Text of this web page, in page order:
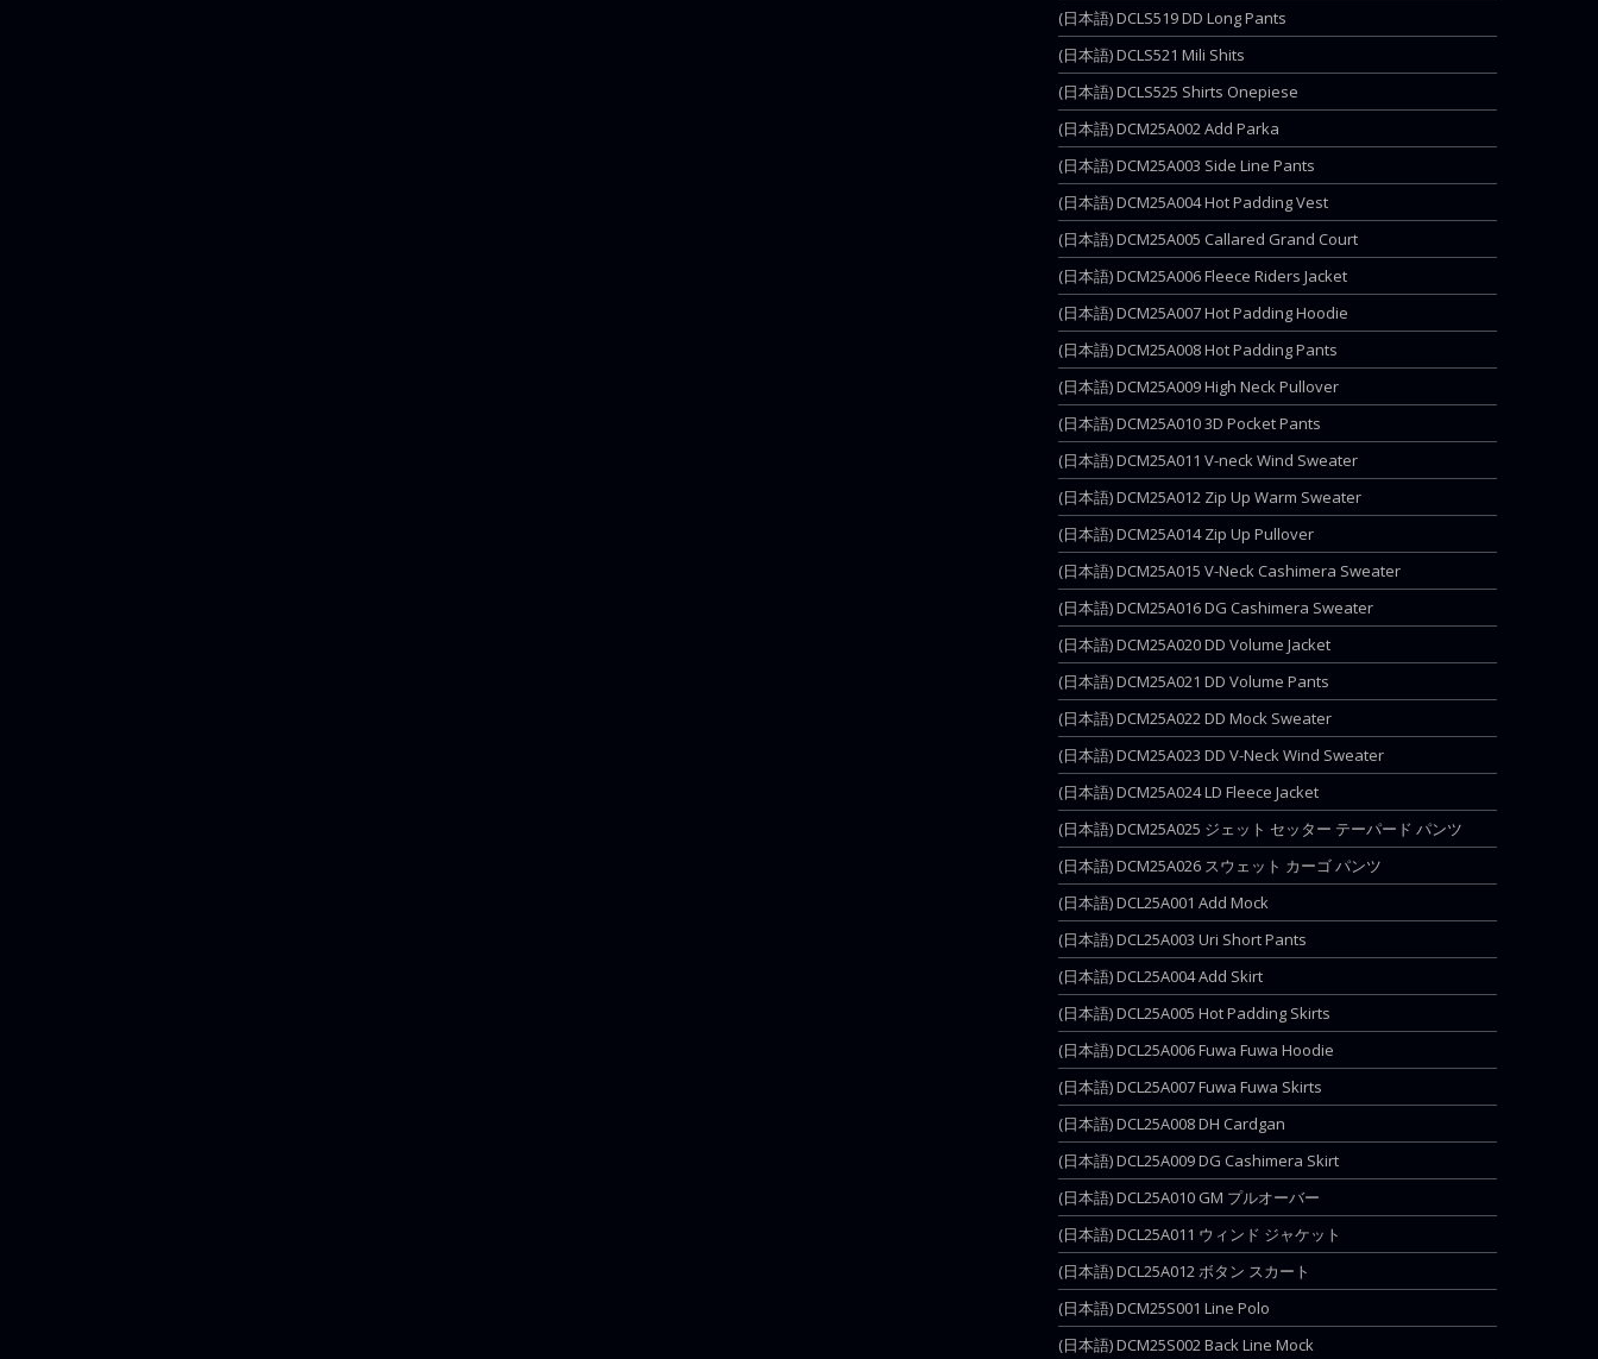
(日本語) DCLS519 DD Long Pants
(日本語) DCLS521 Mili Shits
(日本語) DCLS525 Shirts Onepiese
(日本語) DCM25A002 Add Parka
(日本語) DCM25A003 Side Line Pants
(日本語) DCM25A004 Hot Padding Vest
(日本語) DCM25A005 Callared Grand Court
(日本語) DCM25A006 Fleece Riders Jacket
(日本語) DCM25A007 Hot Padding Hoodie
(日本語) DCM25A008 Hot Padding Pants
(日本語) DCM25A009 High Neck Pullover
(日本語) DCM25A010 3D Pocket Pants
(日本語) DCM25A011 V-neck Wind Sweater
(日本語) DCM25A012 Zip Up Warm Sweater
(日本語) DCM25A014 Zip Up Pullover
(日本語) DCM25A015 V-Neck Cashimera Sweater
(日本語) DCM25A016 DG Cashimera Sweater
(日本語) DCM25A020 DD Volume Jacket
(日本語) DCM25A021 DD Volume Pants
(日本語) DCM25A022 DD Mock Sweater
(日本語) DCM25A023 DD V-Neck Wind Sweater
(日本語) DCM25A024 LD Fleece Jacket
(日本語) DCM25A025 ジェット セッター テーパード パンツ
(日本語) DCM25A026 スウェット カーゴ パンツ
(日本語) DCL25A001 Add Mock
(日本語) DCL25A003 Uri Short Pants
(日本語) DCL25A004 Add Skirt
(日本語) DCL25A005 Hot Padding Skirts
(日本語) DCL25A006 Fuwa Fuwa Hoodie
(日本語) DCL25A007 Fuwa Fuwa Skirts
(日本語) DCL25A008 DH Cardgan
(日本語) DCL25A009 DG Cashimera Skirt
(日本語) DCL25A010 GM プルオーバー
(日本語) DCL25A011 ウィンド ジャケット
(日本語) DCL25A012 ボタン スカート
(日本語) DCM25S001 Line Polo
(日本語) DCM25S002 Back Line Mock